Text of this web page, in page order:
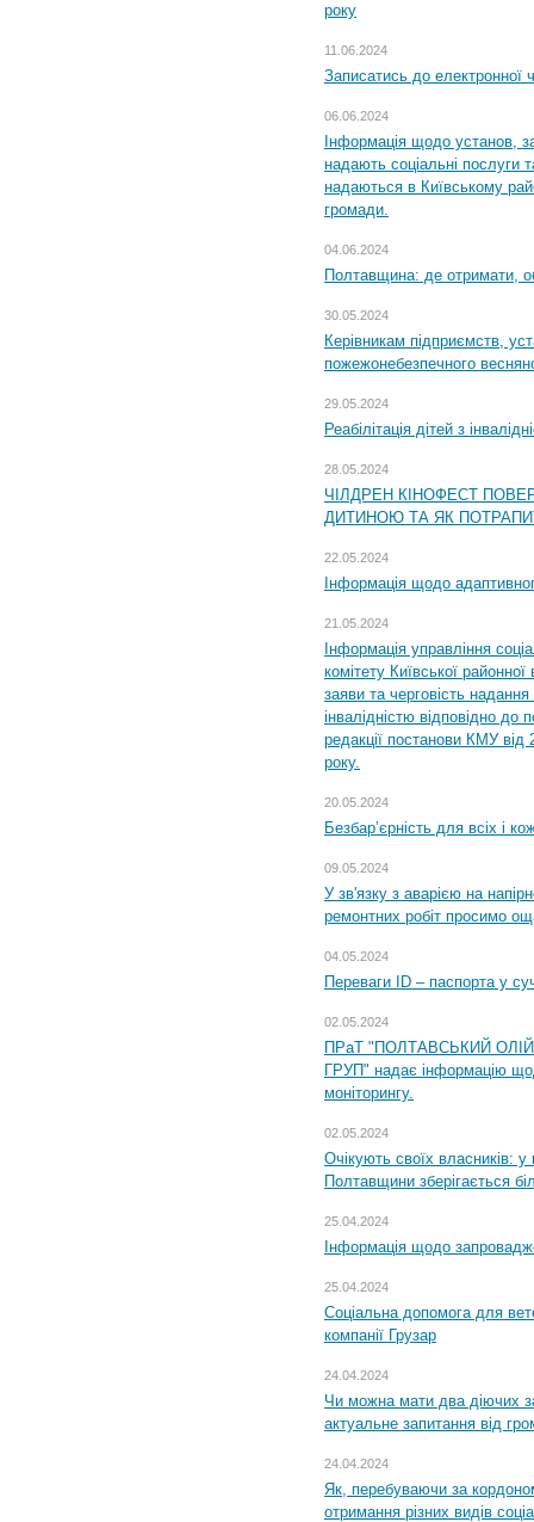
року
11.06.2024
Записатись до електронної
06.06.2024
Інформація щодо установ,
надають соціальні послуги
надаються в Київському
громади.
04.06.2024
Полтавщина: де отримати,
30.05.2024
Керівникам підприємств,
пожежонебезпечного
29.05.2024
Реабілітація дітей з
28.05.2024
ЧІЛДРЕН КІНОФЕСТ
ДИТИНОЮ ТА ЯК
22.05.2024
Інформація щодо
21.05.2024
Інформація управління
комітету Київської
заяви та черговість надання
інвалідністю відповідно
редакції постанови КМУ від
року.
20.05.2024
Безбар’єрність для всіх і
09.05.2024
У зв'язку з аварією на
ремонтних робіт просимо
04.05.2024
Переваги ID – паспорта у
02.05.2024
ПРаТ "ПОЛТАВСЬКИЙ
ГРУП" надає інформацію
моніторингу.
02.05.2024
Очікують своїх власників: у
Полтавщини зберігається
25.04.2024
Інформація щодо
25.04.2024
Соціальна допомога для
компанії Грузар
24.04.2024
Чи можна мати два діючих
актуальне запитання від
24.04.2024
Як, перебуваючи за
отримання різних видів